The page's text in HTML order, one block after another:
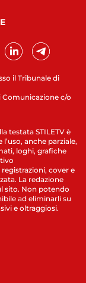
il Tribunale di
c/o
testata STILETV è
anche parziale,
loghi, grafiche
cover e
La redazione
sito. Non potendo
ad eliminarli su
e oltraggiosi.